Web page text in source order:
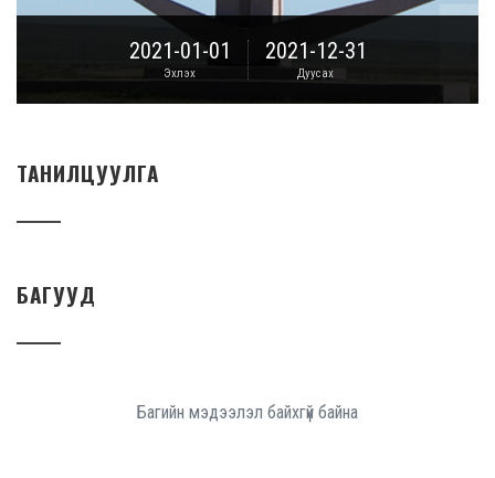
2021-01-01
Эхлэх
2021-12-31
Дуусах
ТАНИЛЦУУЛГА
БАГУУД
Багийн мэдээлэл байхгүй байна